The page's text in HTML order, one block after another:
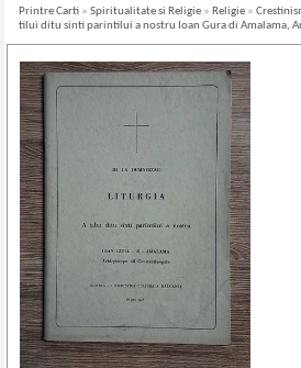
Printre Carti »Spiritualitate si Religie » Religie »
tilui ditu sinti parintilui a nostru Ioan Gura di Amalama,